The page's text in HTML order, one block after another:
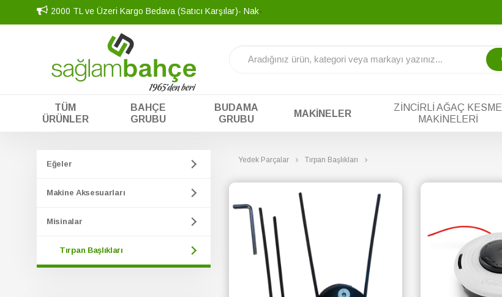
2000 TL ve Üzeri Kargo Bedava (Satıcı Karşılar)- Nakit fiyatına te
TÜM
ÜRÜNLER
BAHÇE
GRUBU
BUDAMA
GRUBU
MAKINELER
ZINCIRLI AĞAÇ KESME
MAKINELERI
Eğeler
Makine Aksesuarları
Misinalar
Tırpan Başlıkları
Yedek Parçalar Tırpan Başlıkları